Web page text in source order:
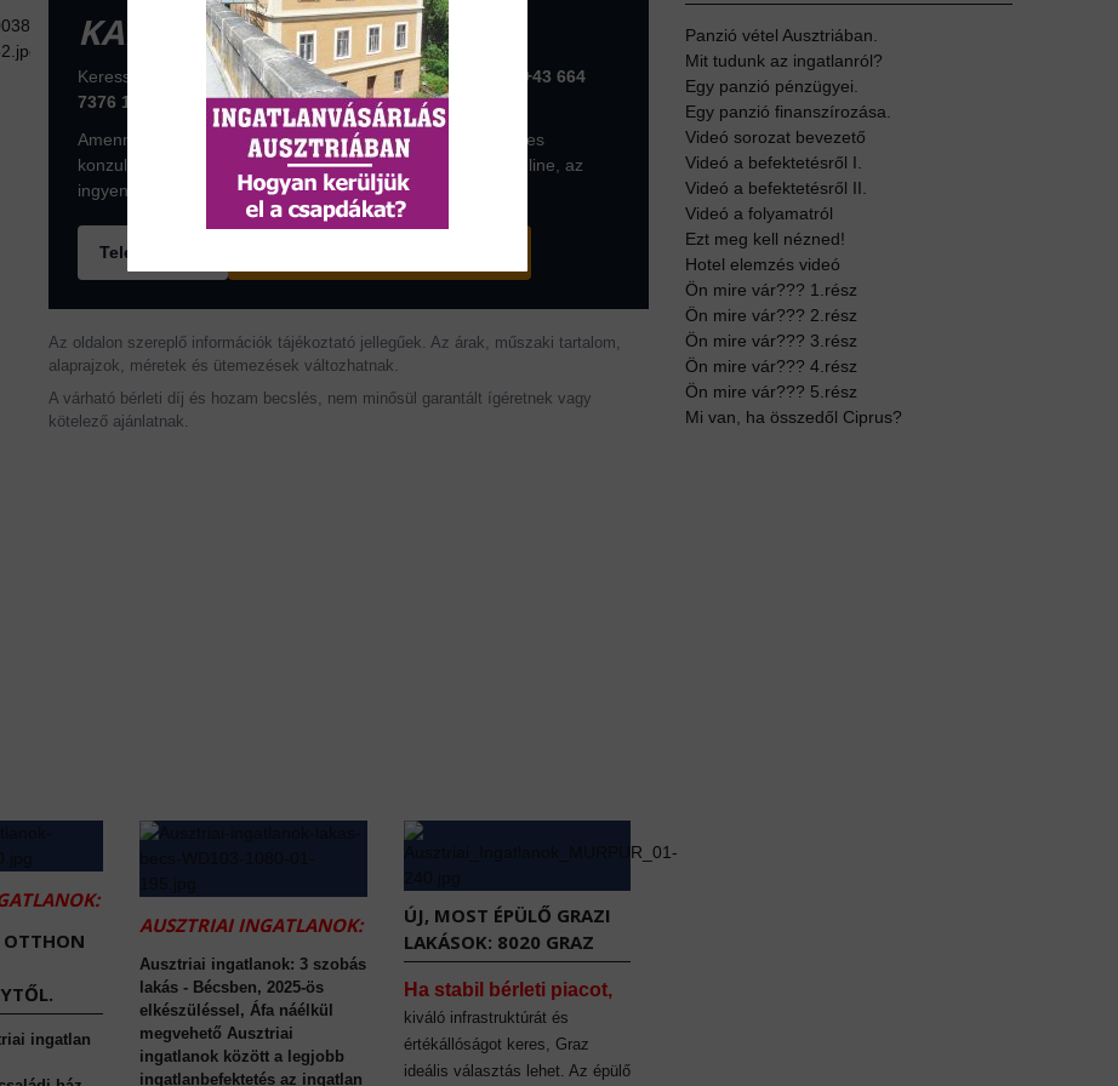
KAPCSOLATFELVÉTEL
Keressen telefonon vagy foglaljon konzultációs időpontot:
+43 664
7376 1399
Amennyiben az ingatlan komolyan érdekli, foglaljon ingyenes
konzultációs időpontot a következő linken. A konzultáció online, az
ingyenes ZOOM konferenciaszoftveren történik.
Telefonhívás
Az oldalon szereplő információk tájékoztató jellegűek. Az árak, műszaki tartalom,
alaprajzok, méretek és ütemezések változhatnak.
A várható bérleti díj és hozam becslés, nem minősül garantált ígéretnek vagy
kötelező ajánlatnak.
OTTHON
ingatlan
AUSZTRIAI INGATLANOK:
Ausztriai ingatlanok: 3 szobás
lakás - Bécsben, 2025-ös
elkészüléssel, Áfa náélkül
megvehető Ausztriai
ingatlanok között a legjobb
ingatlanbefektetés az ingatlan
ÚJ, MOST ÉPÜLŐ GRAZI
LAKÁSOK: 8020 GRAZ
Ha stabil bérleti piacot,
kiváló infrastruktúrát és
értékállóságot keres, Graz
ideális választás lehet. Az épülő
Panzió vétel Ausztriában.
Mit tudunk az ingatlanról?
Egy panzió pénzügyei.
Egy panzió finanszírozása.
Videó sorozat bevezető
Videó a befektetésről I.
Videó a befektetésről II.
Videó a folyamatról
Ezt meg kell nézned!
Hotel elemzés videó
Ön mire vár??? 1.rész
Ön mire vár??? 2.rész
Ön mire vár??? 3.rész
Ön mire vár??? 4.rész
Ön mire vár??? 5.rész
Mi van, ha összedől Ciprus?